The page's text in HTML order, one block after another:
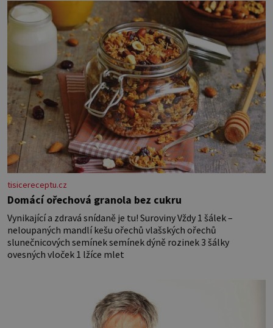
vlákno na výplň – 2 knoflíky – 0,5 m
jednostranně nalepovacího […]
tisicereceptu.cz
Domácí ořechová granola bez cukru
Vynikající a zdravá snídaně je tu! Suroviny Vždy 1 šálek –
neloupaných mandlí kešu ořechů vlašských ořechů
slunečnicových semínek semínek dýně rozinek 3 šálky
ovesných vloček 1 lžíce mlet